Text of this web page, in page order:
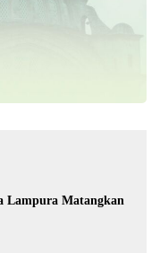
Lampura Matangkan